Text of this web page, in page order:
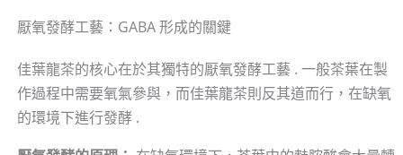
厭氧發酵工藝：GABA 形成的關鍵
佳葉龍茶的核心在於其獨特的厭氧發酵工藝 . 一般茶葉在製
作過程中需要氧氣參與，而佳葉龍茶則反其道而行，在缺氧
的環境下進行發酵 .